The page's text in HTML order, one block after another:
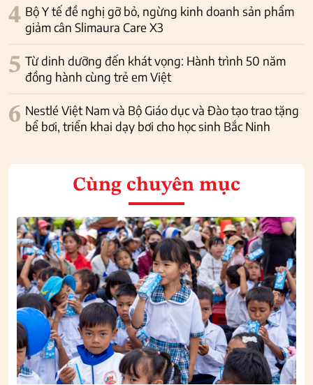
4 Bộ Y tế đề nghị gỡ bỏ, ngừng kinh doanh sản phẩm
giảm cân Slimaura Care X3
5 Từ dinh dưỡng đến khát vọng: Hành trình 50 năm
đồng hành cùng trẻ em Việt
6 Nestlé Việt Nam và Bộ Giáo dục và Đào tạo trao tặng
bể bơi, triển khai dạy bơi cho học sinh Bắc Ninh
Cùng chuyên mục